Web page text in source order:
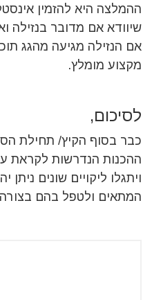
ההמלצה היא להזמין
שיוודא אם מדובר בנזילה
אם הנזילה מגיעה מהגג
מקצוע מומלץ.
לסיכום,
כבר בסוף הקיץ/ תחילת
ההכנות הנדרשות לקראת
ויתגלו ליקויים שונים
המתאים ולטפל בהם